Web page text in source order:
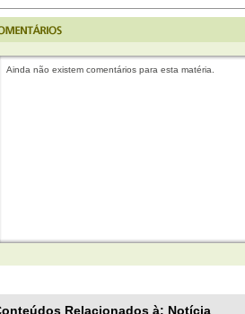
Ainda não existem comentários para esta matéria.
Relacionados à: Notícia